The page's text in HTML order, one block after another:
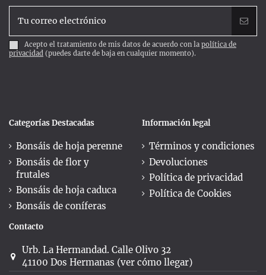
Acepto el tratamiento de mis datos de acuerdo con la política de
privacidad (puedes darte de baja en cualquier momento).
Categorías Destacadas
Bonsáis de hoja perenne
Bonsáis de flor y
frutales
Bonsáis de hoja caduca
Bonsáis de coníferas
Información legal
Términos y condiciones
Devoluciones
Política de privacidad
Política de Cookies
Contacto
Urb. La Hermandad. Calle Olivo 32
41100 Dos Hermanas (ver cómo llegar)